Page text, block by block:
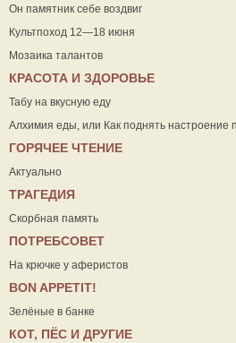
Он памятник себе воздвиг
Культпоход 12—18 июня
Мозаика талантов
КРАСОТА И ЗДОРОВЬЕ
Табу на вкусную еду
Алхимия еды, или Как поднять настроение
ГОРЯЧЕЕ ЧТЕНИЕ
Актуально
ТРАГЕДИЯ
Скорбная память
ПОТРЕБСОВЕТ
На крючке у аферистов
ВON APPETIT!
Зелёные в банке
КОТ, ПЁС И ДРУГИЕ